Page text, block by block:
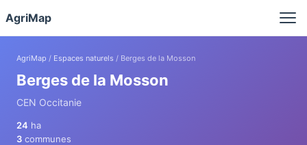
AgriMap
AgriMap / Espaces naturels / Berges de la Mosson
Berges de la Mosson
CEN Occitanie
24 ha
3 communes